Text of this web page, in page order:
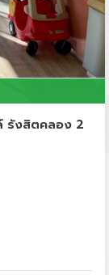
รังสิตคลอง 2